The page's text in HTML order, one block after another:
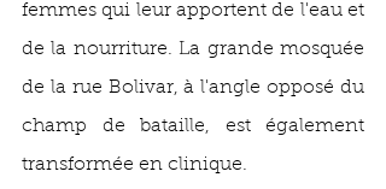
femmes qui leur apportent de l'eau et
de la nourriture. La grande mosquée
de la rue Bolivar, à l'angle opposé du
champ de bataille, est également
transformée en clinique.